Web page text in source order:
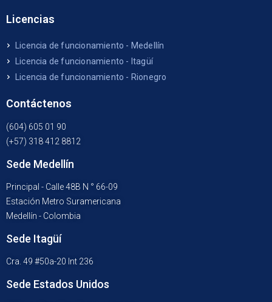
Licencias
Licencia de funcionamiento - Medellín
Licencia de funcionamiento - Itagüí
Licencia de funcionamiento - Rionegro
Contáctenos
(604) 605 01 90
(+57) 318 412 8812
Sede Medellín
Principal - Calle 48B N ° 66-09
Estación Metro Suramericana
Medellín - Colombia
Sede Itagüí
Cra. 49 #50a-20 Int 236
Sede Estados Unidos